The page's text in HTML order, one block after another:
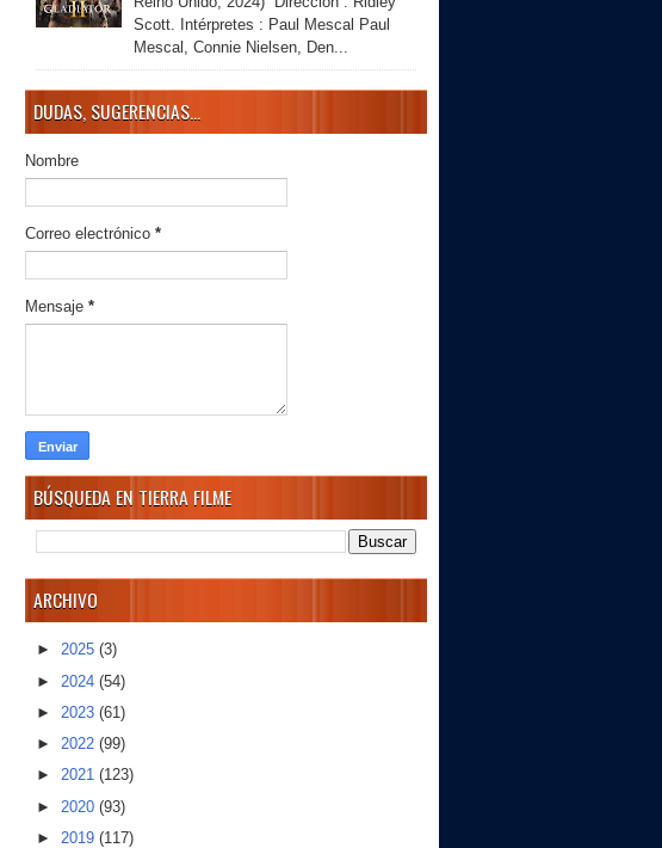
Scott. Intérpretes : Paul Mescal Paul
Mescal, Connie Nielsen, Den...
DUDAS, SUGERENCIAS...
Nombre
Correo electrónico *
Mensaje *
BÚSQUEDA EN TIERRA FILME
ARCHIVO
► 2025 (3)
► 2024 (54)
► 2023 (61)
► 2022 (99)
► 2021 (123)
► 2020 (93)
► 2019 (117)